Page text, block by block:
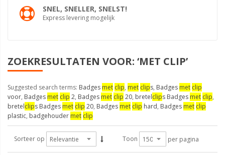
ZOEKRESULTATEN VOOR: ‘MET CLIP’
Suggested search terms: Badges met clip, met clips, Badges met clip
voor, Badges met clip 2, Badges met clip 20, bretelclips Badges met clip,
bretelclips Badges met clip 20, Badges met clip hard, Badges met clip
plastic, badgehouder met clip
Sorteer op Toon per pagina
SNEL, SNELLER, SNELST!
Express levering mogelijk